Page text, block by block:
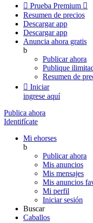
 Prueba Premium 
Resumen de precios
Descargar app
Descargar app
Anuncia ahora gratis
b
Publicar ahora
Publique
Resumen de
 Iniciar
ingrese aquí
Publica ahora
Identifícate
Mi ehorses
b
Publicar ahora
Mis anuncios
Mis mensajes
Mis anuncios
Mi perfil
Iniciar sesión
Buscar
Caballos